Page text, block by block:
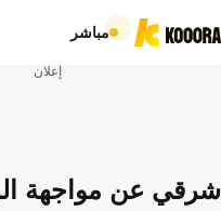
مباشر
إعلان
شرقي عن مواجهة